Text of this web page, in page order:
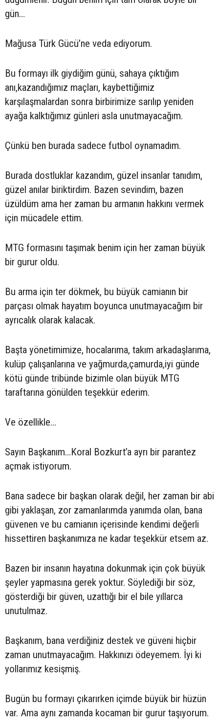
gün…
Mağusa Türk Gücü’ne veda ediyorum.
Bu formayı ilk giydiğim günü, sahaya çıktığım
anı,kazandığımız maçları, kaybettiğimiz
karşılaşmalardan sonra birbirimize sarılıp yeniden
ayağa kalktığımız günleri asla unutmayacağım.
Çünkü ben burada sadece futbol oynamadım.
Burada dostluklar kazandım, güzel insanlar tanıdım,
güzel anılar biriktirdim. Bazen sevindim, bazen
üzüldüm ama her zaman bu armanın hakkını vermek
için mücadele ettim.
MTG formasını taşımak benim için her zaman büyük
bir gurur oldu.
Bu arma için ter dökmek, bu büyük camianın bir
parçası olmak hayatım boyunca unutmayacağım bir
ayrıcalık olarak kalacak.
Başta yönetimimize, hocalarıma, takım arkadaşlarıma,
kulüp çalışanlarına ve yağmurda,çamurda,iyi günde
kötü günde tribünde bizimle olan büyük MTG
taraftarına gönülden teşekkür ederim.
Ve özellikle…
Sayın Başkanım...Koral Bozkurt’a ayrı bir parantez
açmak istiyorum.
Bana sadece bir başkan olarak değil, her zaman bir abi
gibi yaklaşan, zor zamanlarımda yanımda olan, bana
güvenen ve bu camianın içerisinde kendimi değerli
hissettiren başkanımıza ne kadar teşekkür etsem az.
Bazen bir insanın hayatına dokunmak için çok büyük
şeyler yapmasına gerek yoktur. Söylediği bir söz,
gösterdiği bir güven, uzattığı bir el bile yıllarca
unutulmaz.
Başkanım, bana verdiğiniz destek ve güveni hiçbir
zaman unutmayacağım. Hakkınızı ödeyemem. İyi ki
yollarımız kesişmiş.
Bugün bu formayı çıkarırken içimde büyük bir hüzün
var. Ama aynı zamanda kocaman bir gurur taşıyorum.